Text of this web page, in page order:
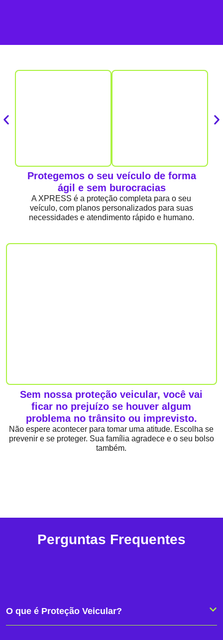
Protegemos o seu veículo de forma
ágil e sem burocracias
A XPRESS é a proteção completa para o seu
veículo, com planos personalizados para suas
necessidades e atendimento rápido e humano.
Sem nossa proteção veicular, você vai
ficar no prejuízo se houver algum
problema no trânsito ou imprevisto.
Não espere acontecer para tomar uma atitude. Escolha se
prevenir e se proteger. Sua família agradece e o seu bolso
também.
Perguntas Frequentes
O que é Proteção Veicular?